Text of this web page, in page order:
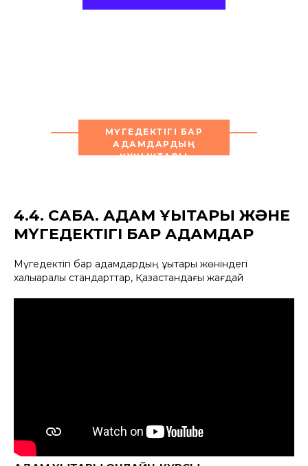
МҮГЕДЕКТІГІ БАР
АДАМДАРДЫҢ
ҚҰҚЫҚТАРЫ
4.4. САБАҚ. АДАМ ҚҰҚЫҚТАРЫ ЖӘНЕ
МҮГЕДЕКТІГІ БАР АДАМДАР
Мүгедектігі бар адамдардың құқықтары жөніндегі
халықаралық стандарттар, Қазақстандағы жағдай